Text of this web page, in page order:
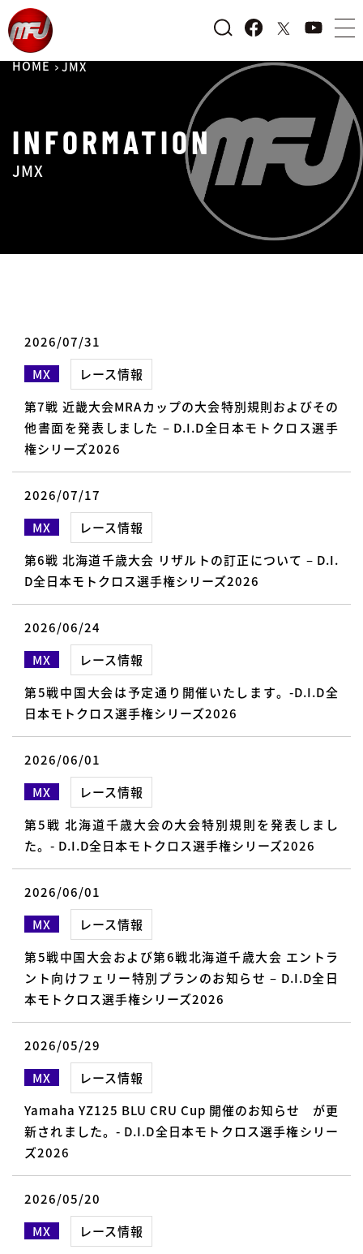
HOME JMX
INFORMATION
JMX
2026/07/31
MX
レース情報
第7戦 近畿大会MRAカップの大会特別規則およびその
他書面を発表しました – D.I.D全日本モトクロス選手
権シリーズ2026
2026/07/17
MX
レース情報
第6戦 北海道千歳大会 リザルトの訂正について – D.I.
D全日本モトクロス選手権シリーズ2026
2026/06/24
MX
レース情報
第5戦中国大会は予定通り開催いたします。-D.I.D全
日本モトクロス選手権シリーズ2026
2026/06/01
MX
レース情報
第5戦 北海道千歳大会の大会特別規則を発表しまし
た。- D.I.D全日本モトクロス選手権シリーズ2026
2026/06/01
MX
レース情報
第5戦中国大会および第6戦北海道千歳大会 エントラ
ント向けフェリー特別プランのお知らせ – D.I.D全日
本モトクロス選手権シリーズ2026
2026/05/29
MX
レース情報
Yamaha YZ125 BLU CRU Cup 開催のお知らせ が更
新されました。- D.I.D全日本モトクロス選手権シリー
ズ2026
2026/05/20
MX
レース情報